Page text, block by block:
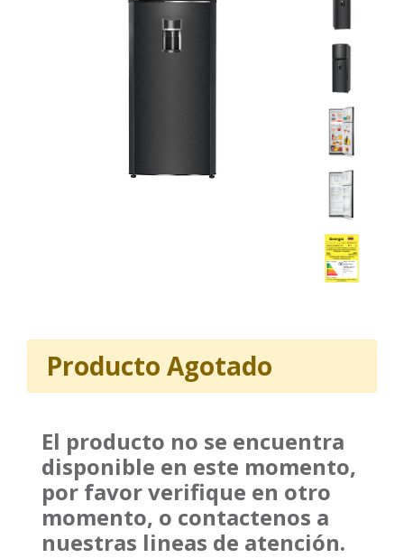
Producto Agotado
El producto no se encuentra
disponible en este momento,
por favor verifique en otro
momento, o contactenos a
nuestras lineas de atención.